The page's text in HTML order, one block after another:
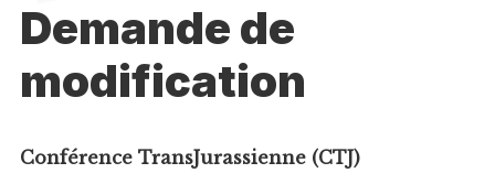
Demande de
modification
Conférence TransJurassienne (CTJ)